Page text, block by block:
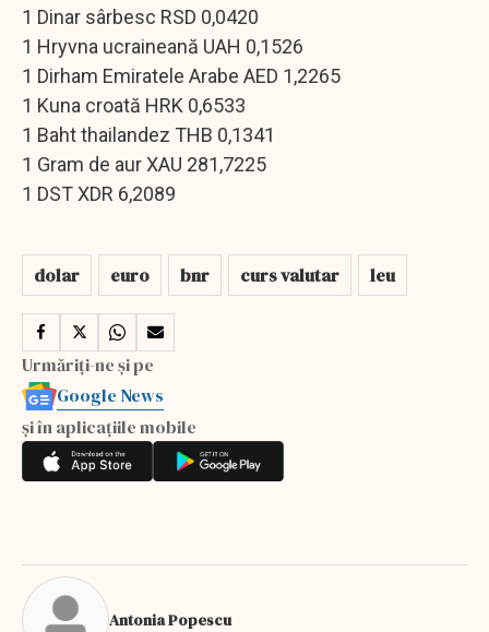
1 Dinar sârbesc RSD 0,0420
1 Hryvna ucraineană UAH 0,1526
1 Dirham Emiratele Arabe AED 1,2265
1 Kuna croată HRK 0,6533
1 Baht thailandez THB 0,1341
1 Gram de aur XAU 281,7225
1 DST XDR 6,2089
dolar euro bnr curs valutar leu
Urmăriți-ne și pe
Google News
și în aplicațiile mobile
Antonia Popescu